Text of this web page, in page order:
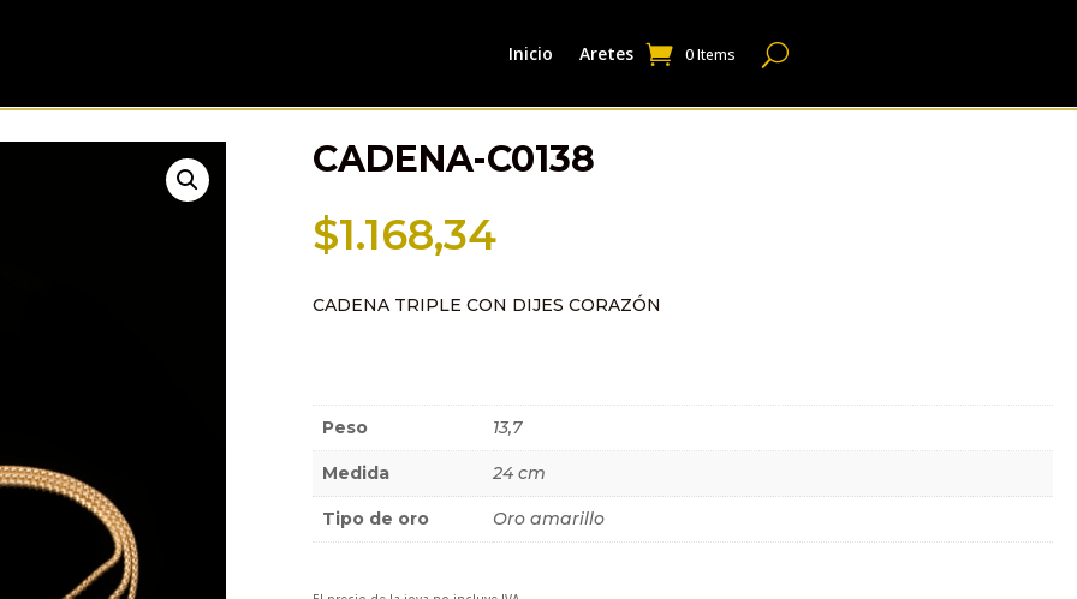
Inicio Aretes 0 Items
CADENA-C0138
$1.168,34
CADENA TRIPLE CON DIJES CORAZÓN
Peso 13,7
Medida 24 cm
Tipo de oro Oro amarillo